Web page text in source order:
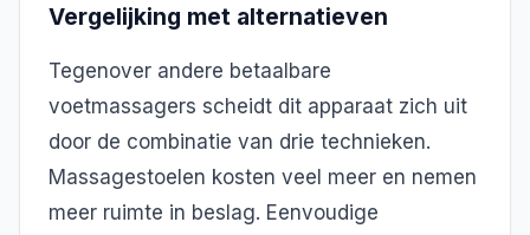
Vergelijking met alternatieven
Tegenover andere betaalbare
voetmassagers scheidt dit apparaat zich uit
door de combinatie van drie technieken.
Massagestoelen kosten veel meer en nemen
meer ruimte in beslag. Eenvoudige